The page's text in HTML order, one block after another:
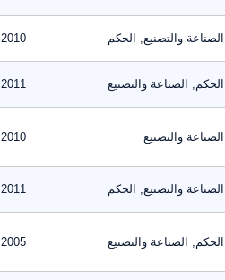
الصناعة والتصنيع, الحكم 2010
الحكم, الصناعة والتصنيع 2011
الصناعة والتصنيع 2010
الصناعة والتصنيع, الحكم 2011
الحكم, الصناعة والتصنيع 2005